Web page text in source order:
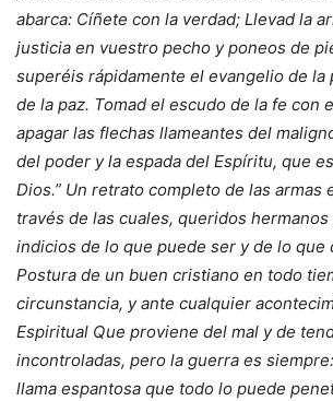
abarca: Cíñete con la verdad; Llevad la
justicia en vuestro pecho y poneos de
superéis rápidamente el evangelio de la
de la paz. Tomad el escudo de la fe con
apagar las flechas llameantes del
del poder y la espada del Espíritu, que
Dios.” Un retrato completo de las armas
través de las cuales, queridos
indicios de lo que puede ser y de lo que
Postura de un buen cristiano en todo
circunstancia, y ante cualquier
Espiritual Que proviene del mal y de
incontroladas, pero la guerra es
llama espantosa que todo lo puede